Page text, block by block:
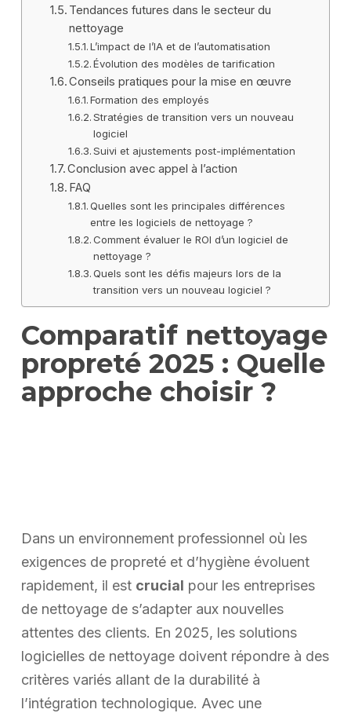
Tendances futures dans le secteur du
nettoyage
L’impact de l’IA et de l’automatisation
Évolution des modèles de tarification
Conseils pratiques pour la mise en œuvre
Formation des employés
Stratégies de transition vers un nouveau
logiciel
Suivi et ajustements post-implémentation
Conclusion avec appel à l’action
FAQ
Quelles sont les principales différences
entre les logiciels de nettoyage ?
Comment évaluer le ROI d’un logiciel de
nettoyage ?
Quels sont les défis majeurs lors de la
transition vers un nouveau logiciel ?
Comparatif nettoyage
propreté 2025 : Quelle
approche choisir ?
Dans un environnement professionnel où les
exigences de propreté et d’hygiène évoluent
rapidement, il est crucial pour les entreprises
de nettoyage de s’adapter aux nouvelles
attentes des clients. En 2025, les solutions
logicielles de nettoyage doivent répondre à des
critères variés allant de la durabilité à
l’intégration technologique. Avec une